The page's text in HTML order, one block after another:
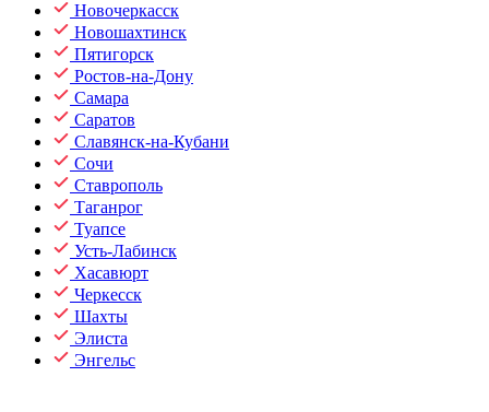
Новочеркасск
Новошахтинск
Пятигорск
Ростов-на-Дону
Самара
Саратов
Славянск-на-Кубани
Сочи
Ставрополь
Таганрог
Туапсе
Усть-Лабинск
Хасавюрт
Черкесск
Шахты
Элиста
Энгельс